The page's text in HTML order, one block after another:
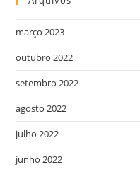
março 2023
outubro 2022
setembro 2022
agosto 2022
julho 2022
junho 2022